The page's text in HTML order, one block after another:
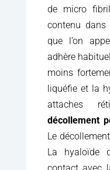
de micro
contenu dans
que l’on
adhère
moins
liquéfie et la
attaches
décollement
Le
La hyaloïde